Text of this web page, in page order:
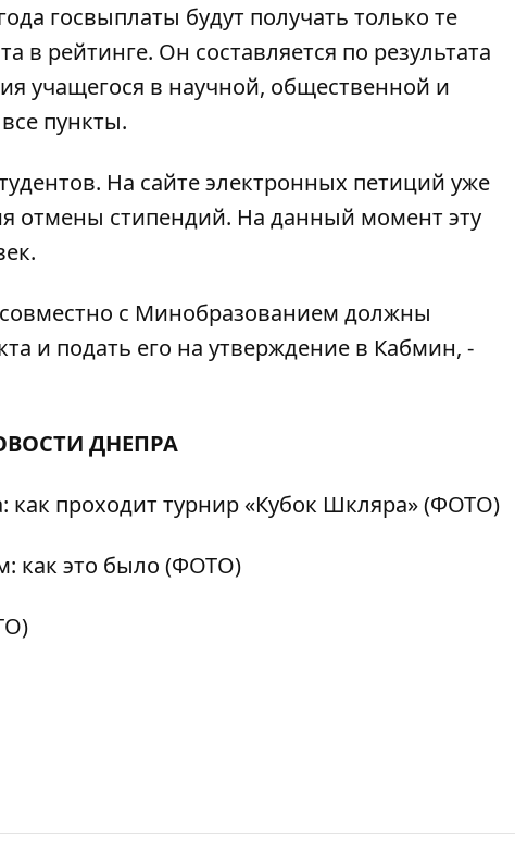
госвыплаты будут получать только те
рейтинге. Он составляется по результата
учащегося в научной, общественной и
пункты.
На сайте электронных петиций уже
отмены стипендий. На данный момент эту
с Минобразованием должны
и подать его на утверждение в Кабмин, -
ДНЕПРА
проходит турнир «Кубок Шкляра» (ФОТО)
как это было (ФОТО)